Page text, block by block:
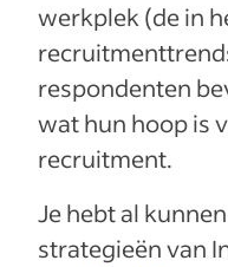
werkplek (de in
respondenten
wat hun hoop is
recruitment.
Je hebt al
strategieën van